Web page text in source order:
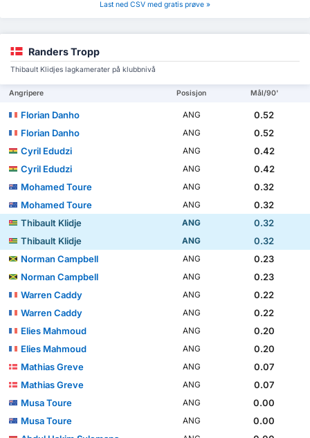
Last ned CSV med gratis prøve »
Randers Tropp
Thibault Klidjes lagkamerater på klubbnivå
Angripere Posisjon Mål/90'
Florian Danho ANG
0.52
Florian Danho
ANG
0.52
Cyril Edudzi
ANG
0.42
Cyril Edudzi
ANG
0.42
Mohamed Toure
ANG
0.32
Mohamed Toure
ANG
0.32
Thibault Klidje
ANG
0.32
Thibault Klidje
ANG
0.32
Norman Campbell
ANG
0.23
Norman Campbell
ANG
0.23
Warren Caddy
ANG
0.22
Warren Caddy
ANG
0.22
Elies Mahmoud
ANG
0.20
Elies Mahmoud
ANG
0.20
Mathias Greve
ANG
0.07
Mathias Greve
ANG
0.07
Musa Toure
ANG
0.00
Musa Toure
ANG
0.00